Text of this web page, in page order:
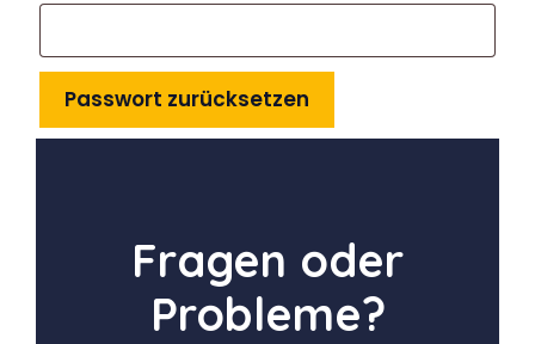
Passwort zurücksetzen
Fragen oder
Probleme?